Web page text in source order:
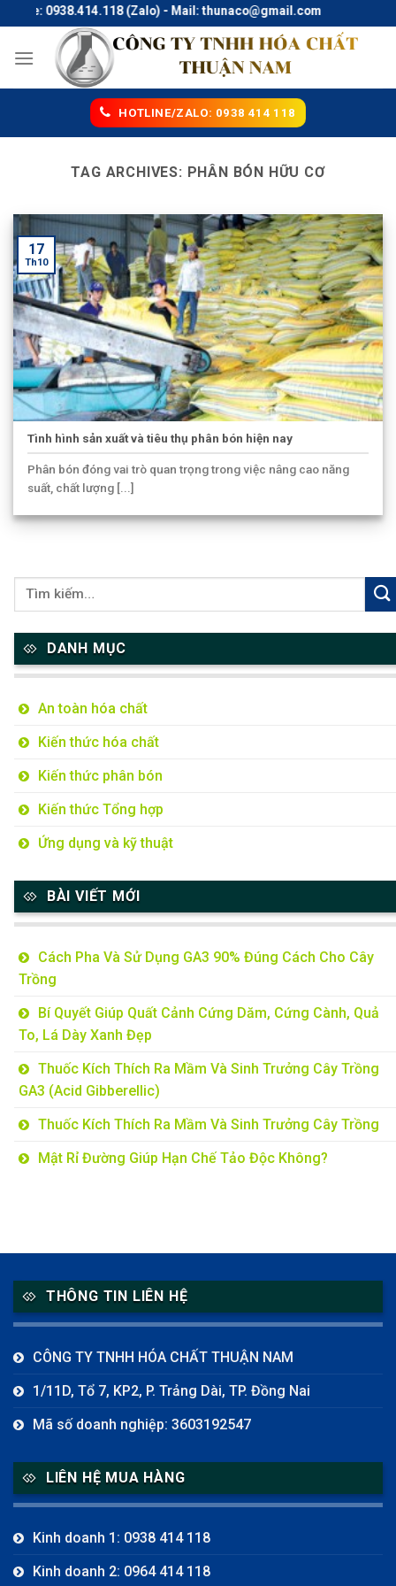
to
content
0938.414.118 (Zalo) - Mail: thunaco@gmail.com
HOTLINE/ZALO: 0938 414 118
TAG ARCHIVES: PHÂN BÓN HỮU CƠ
Tình hình sản xuất và tiêu thụ phân bón hiện nay
Phân bón đóng vai trò quan trọng trong việc nâng cao năng
suất, chất lượng [...]
17
Th10
DANH MỤC
An toàn hóa chất
Kiến thức hóa chất
Kiến thức phân bón
Kiến thức Tổng hợp
Ứng dụng và kỹ thuật
BÀI VIẾT MỚI
Cách Pha Và Sử Dụng GA3 90% Đúng Cách Cho Cây
Trồng
Bí Quyết Giúp Quất Cảnh Cứng Dăm, Cứng Cành, Quả
To, Lá Dày Xanh Đẹp
Thuốc Kích Thích Ra Mầm Và Sinh Trưởng Cây Trồng
GA3 (Acid Gibberellic)
Thuốc Kích Thích Ra Mầm Và Sinh Trưởng Cây Trồng
Mật Rỉ Đường Giúp Hạn Chế Tảo Độc Không?
THÔNG TIN LIÊN HỆ
CÔNG TY TNHH HÓA CHẤT THUẬN NAM
1/11D, Tổ 7, KP2, P. Trảng Dài, TP. Đồng Nai
Mã số doanh nghiệp: 3603192547
LIÊN HỆ MUA HÀNG
Kinh doanh 1: 0938 414 118
Kinh doanh 2: 0964 414 118